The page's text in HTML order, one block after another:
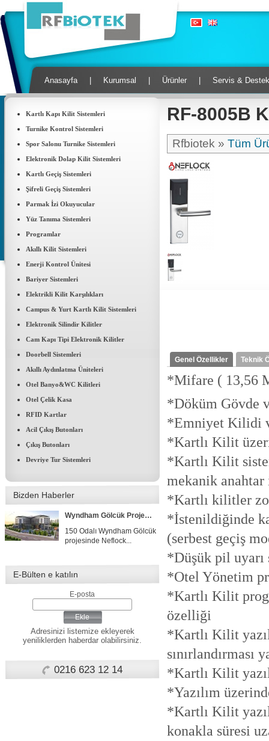
Anasayfa| Kurumsal Ürünler Servis & Destek
Kartlı Kapı Kilit Sistemleri
Turnike Kontrol Sistemleri
Spor Salonu Turnike Sistemleri
Elektronik Dolap Kilit Sistemleri
Kartlı Geçiş Sistemleri
Şifreli Geçiş Sistemleri
Parmak İzi Okuyucular
Yüz Tanıma Sistemleri
Programlar
Akıllı Kilit Sistemleri
Enerji Kontrol Ünitesi
Bariyer Sistemleri
Elektrikli Kilit Karşılıkları
Campus & Yurt Kartlı Kilit Sistemleri
Elektronik Silindir Kilitler
Cam Kapı Tipi Elektronik Kilitler
Doorbell Sistemleri
Akıllı Aydınlatma Üniteleri
Otel Banyo&WC Kilitleri
Otel Çelik Kasa
RFID Kartlar
Acil Çıkış Butonları
Çıkış Butonları
Devriye Tur Sistemleri
Bizden Haberler
Hotelde 1400 adet...
Wyndham Gölcük Projesi Tamamlandı
150 Odalı Wyndham Gölcük
projesinde Neflock...
Hızla gelişen turizm
bölgelerimizden Didİm'...
E-Bülten e katılın
E-posta
Ekle
Adresinizi listemize ekleyerek
yeniliklerden haberdar olabilirsiniz.
0216 623 12 14
RF-8005B
Rfbiotek » Tüm
Genel Özellikler Teknik
*Mifare ( 13,56
*Döküm Gövde
*Emniyet Kilidi
*Kartlı Kilit
*Kartlı Kilit
mekanik
*Kartlı kilitler
*İstenildiğinde
(serbest geçiş
*Düşük pil uyarı
*Otel Yönetim
*Kartlı Kilit
özelliği
*Kartlı Kilit
sınırlandırması
*Kartlı Kilit
*Yazılım
*Kartlı Kilit
konakla süresi